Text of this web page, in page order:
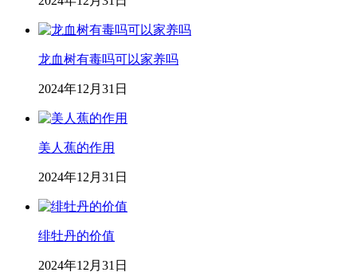
龙血树有毒吗可以家养吗
2024年12月31日
美人蕉的作用
2024年12月31日
绯牡丹的价值
2024年12月31日